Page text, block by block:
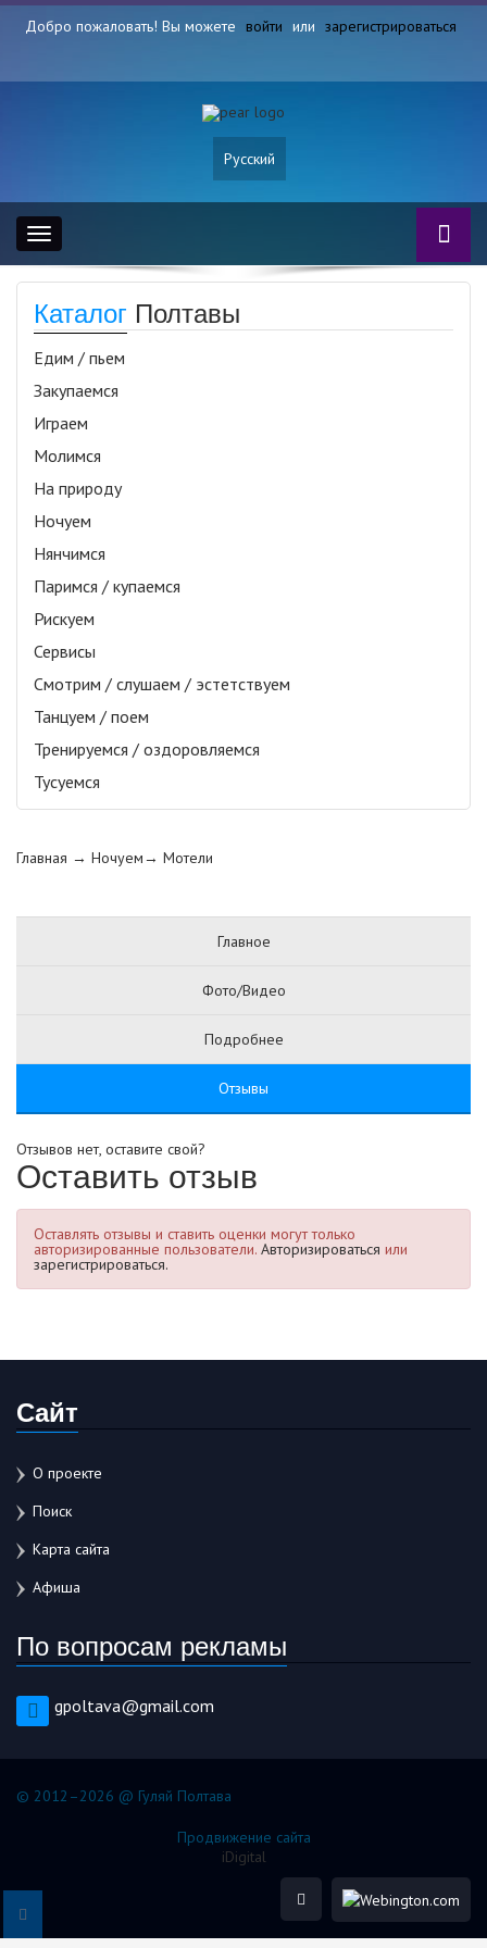
Добро пожаловать! Вы можете войти или зарегистрироваться
Русский
Toggle
navigation
Каталог Полтавы
Едим / пьем
Закупаемся
Играем
Молимся
На природу
Ночуем
Нянчимся
Паримся / купаемся
Рискуем
Сервисы
Смотрим / слушаем / эстетствуем
Танцуем / поем
Тренируемся / оздоровляемся
Тусуемся
Главная → Ночуем→ Мотели
Главное
Фото/Видео
Подробнее
Отзывы
Отзывов нет, оставите свой?
Оставить отзыв
Оставлять отзывы и ставить оценки могут только
авторизированные пользователи. Авторизироваться или
зарегистрироваться.
Сайт
О проекте
Поиск
Карта сайта
Афиша
По вопросам рекламы
gpoltava@gmail.com
© 2012–2026 @ Гуляй Полтава
Продвижение сайта
iDigital